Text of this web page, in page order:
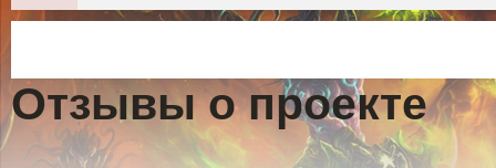
Отзывы о проекте